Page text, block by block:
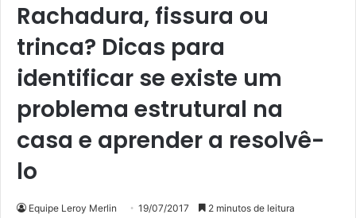
Rachadura, fissura ou
trinca? Dicas para
identificar se existe um
problema estrutural na
casa e aprender a resolvê-
lo
Equipe Leroy Merlin 19/07/2017 2 minutos de leitura